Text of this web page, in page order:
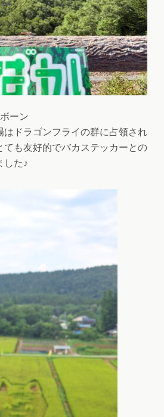
ーン
はドラゴンフライの群に占領され
ても友好的でバカステッカーとの
した♪